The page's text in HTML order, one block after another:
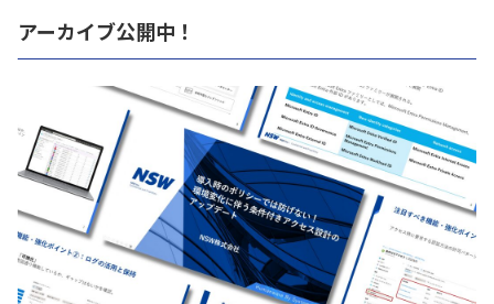
アーカイブ公開中！